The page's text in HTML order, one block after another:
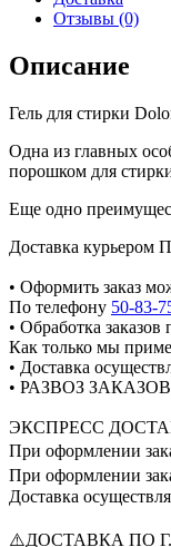
Отзывы (0)
Описание
Гель для стирки
Одна из главных
порошком для
Еще одно
Доставка курьером
• Оформить заказ
По телефону 50-83-
• Обработка
Как только мы
• Доставка
• РАЗВОЗ ЗАКАЗОВ
ЭКСПРЕСС
При оформлении
При оформлении
Доставка
⚠️ДОСТАВКА ПО